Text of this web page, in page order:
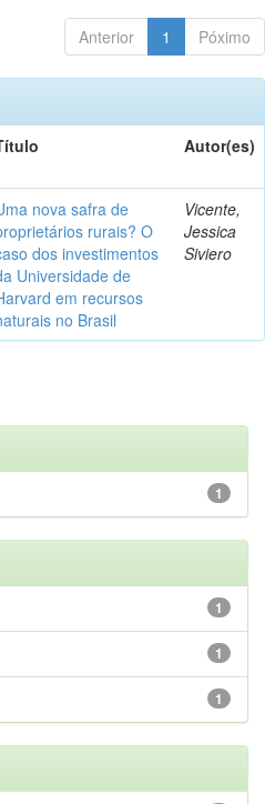
Anterior 1 Póximo
Autor(es)
nova safra de
rurais? O
dos investimentos
Universidade de
em recursos
no Brasil
Vicente,
Jessica
Siviero
1
1
1
1